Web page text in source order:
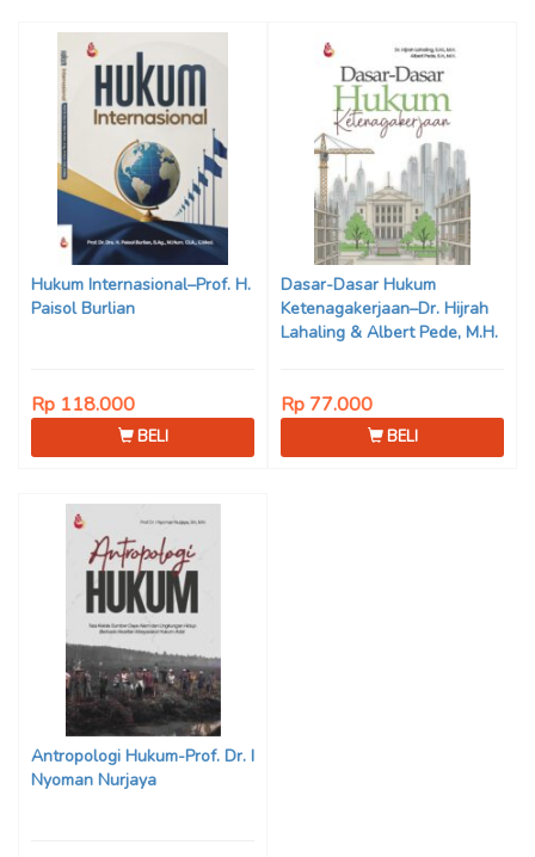
Hukum Internasional–Prof. H.
Paisol Burlian
Rp 118.000
BELI
Dasar-Dasar Hukum
Ketenagakerjaan–Dr. Hijrah
Lahaling & Albert Pede, M.H.
Rp 77.000
BELI
Antropologi Hukum-Prof. Dr. I
Nyoman Nurjaya